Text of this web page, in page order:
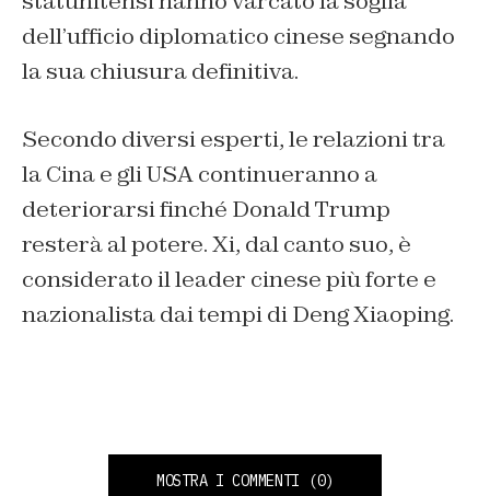
dell’ufficio diplomatico cinese segnando
la sua chiusura definitiva.
Secondo diversi esperti, le relazioni tra
la Cina e gli USA continueranno a
deteriorarsi finché Donald Trump
resterà al potere. Xi, dal canto suo, è
considerato il leader cinese più forte e
nazionalista dai tempi di Deng Xiaoping.
MOSTRA I COMMENTI (0)